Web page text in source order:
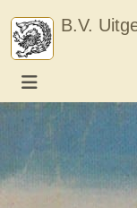
content
B.V.